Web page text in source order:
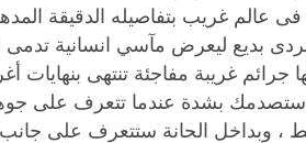
عالم غريب بتفاصيله الدقيقة
بديع ليعرض مآسي انسانية تدمى
غريبة مفاجئة تنتهى بنهايات
ستصدمك بشدة عندما تتعرف على
، وبداخل الحانة ستتعرف على